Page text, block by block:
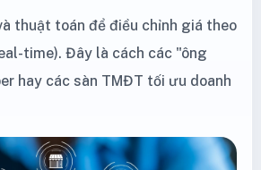
thuật toán để điều chỉnh giá theo
time). Đây là cách các "ông
hay các sàn TMĐT tối ưu doanh